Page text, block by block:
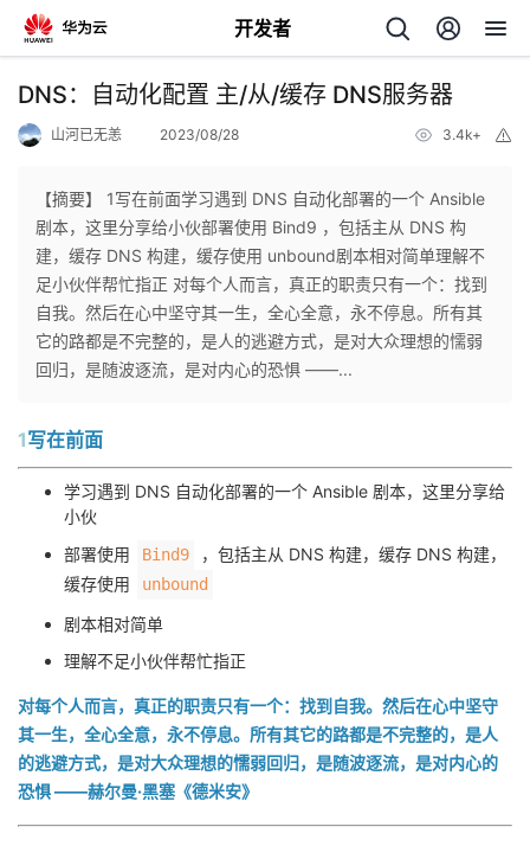
开发者
返
个
人
我
开
我
博
客
的
论
我
的
我
DNS：自动化配置 主/从/缓存 DNS服务器
山河已无恙 2023/08/28 3.4k+
【摘要】 1写在前面学习遇到 DNS 自动化部署的一个 Ansible
剧本，这里分享给小伙部署使用 Bind9 ，包括主从 DNS 构
建，缓存 DNS 构建，缓存使用 unbound剧本相对简单理解不
足小伙伴帮忙指正 对每个人而言，真正的职责只有一个：找到
自我。然后在心中坚守其一生，全心全意，永不停息。所有其
它的路都是不完整的，是人的逃避方式，是对大众理想的懦弱
回归，是随波逐流，是对内心的恐惧 ——...
1写在前面
学习遇到 DNS 自动化部署的一个 Ansible 剧本，这里分享给
小伙
部署使用
Bind9
，包括主从 DNS 构建，缓存 DNS 构建，
缓存使用
unbound
剧本相对简单
理解不足小伙伴帮忙指正
对每个人而言，真正的职责只有一个：找到自我。然后在心中坚守
其一生，全心全意，永不停息。所有其它的路都是不完整的，是人
的逃避方式，是对大众理想的懦弱回归，是随波逐流，是对内心的
恐惧 ——赫尔曼·黑塞《德米安》